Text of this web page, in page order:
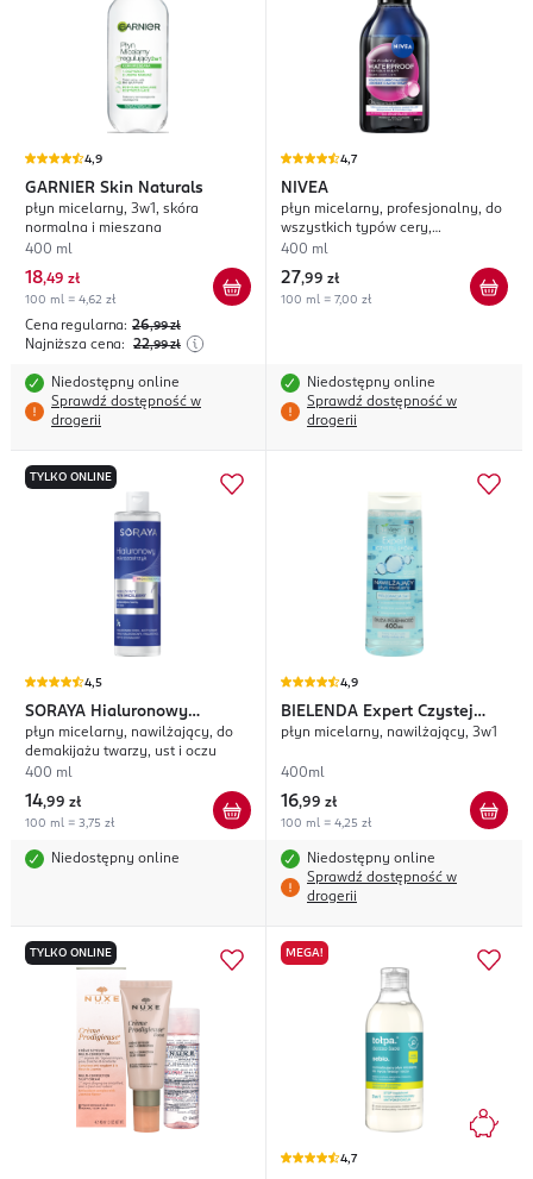
4,9
GARNIER Skin Naturals
płyn micelarny, 3w1, skóra
normalna i mieszana
400 ml
18,49 zł
100 ml = 4,62 zł
Cena regularna: 26,99 zł
Najniższa cena: 22,99 zł
Niedostępny online
Sprawdź dostępność w
drogerii
4,7
NIVEA
płyn micelarny, profesjonalny, do
wszystkich typów cery,
dwufazowy
400 ml
27,99 zł
100 ml = 7,00 zł
Niedostępny online
Sprawdź dostępność w
drogerii
TYLKO ONLINE
4,5
SORAYA Hialuronowy
Mikrozastrzyk
płyn micelarny, nawilżający, do
demakijażu twarzy, ust i oczu
400 ml
14,99 zł
100 ml = 3,75 zł
Niedostępny online
4,9
BIELENDA Expert Czystej
Skóry
płyn micelarny, nawilżający, 3w1
400ml
16,99 zł
100 ml = 4,25 zł
Niedostępny online
Sprawdź dostępność w
drogerii
TYLKO ONLINE MEGA!
4,7